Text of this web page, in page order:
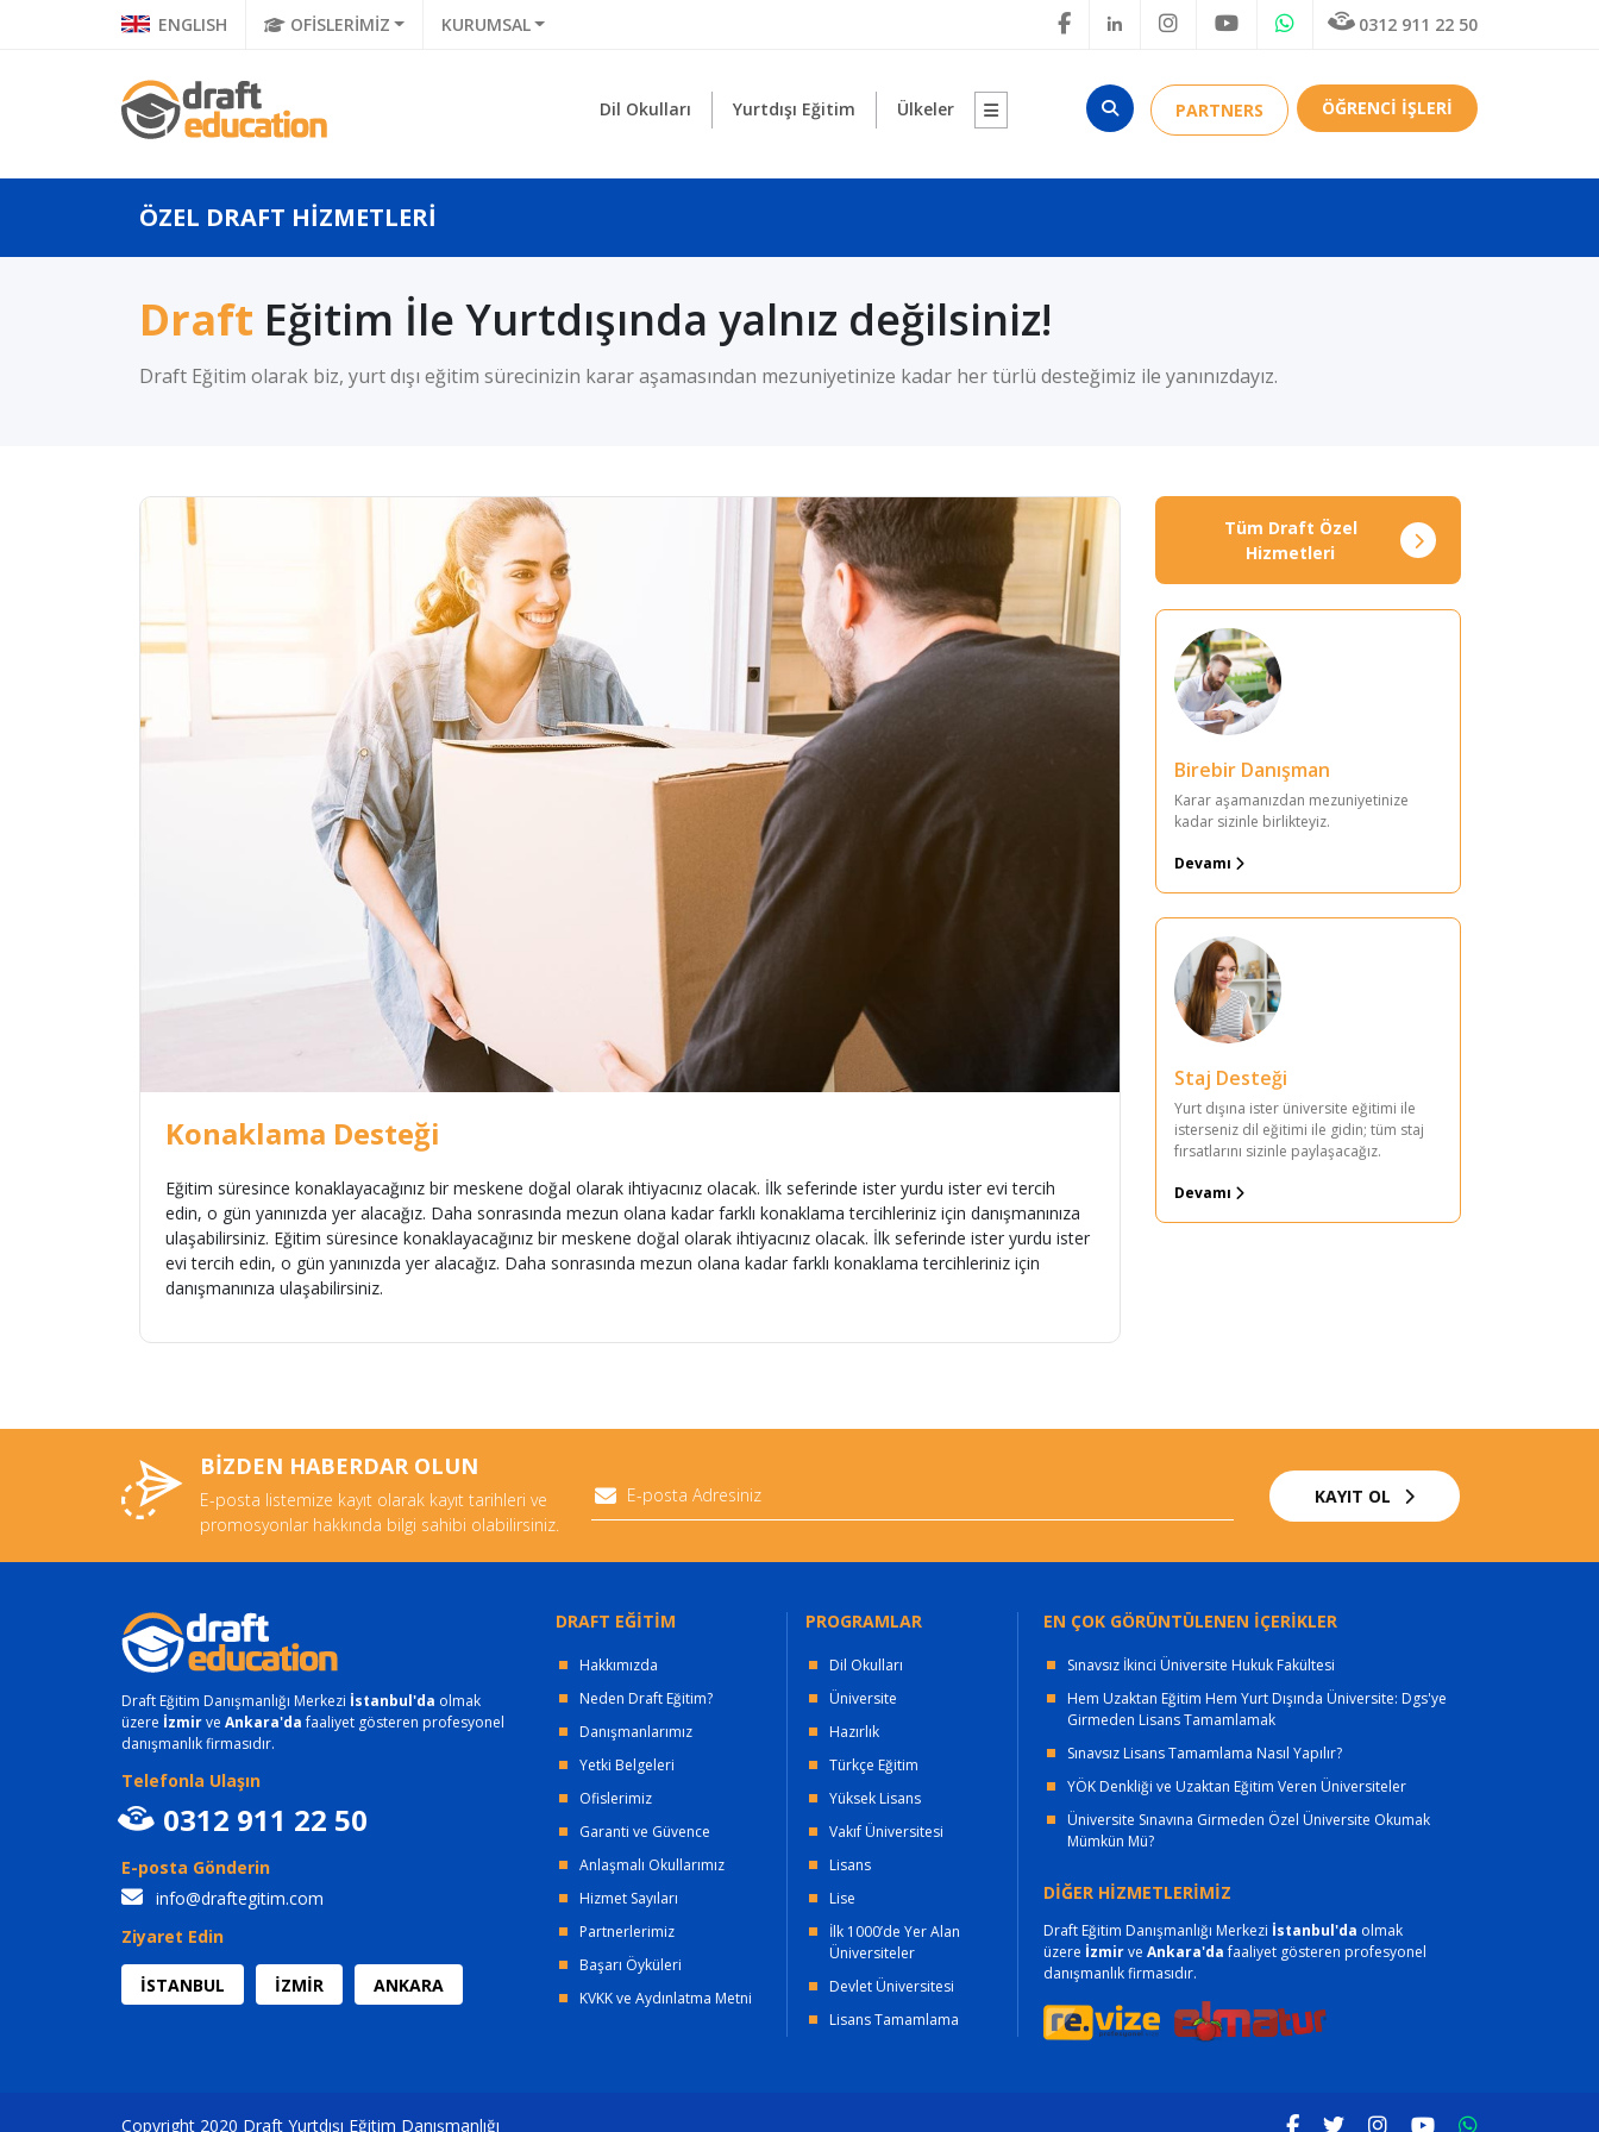
ENGLISH OFİSLERİMİZ KURUMSAL 0312 911 22 50
Dil Okulları Yurtdışı Eğitim Ülkeler PARTNERS ÖĞRENCİ İŞLERİ
ÖZEL DRAFT HİZMETLERİ
Draft Eğitim İle Yurtdışında yalnız değilsiniz!
Draft Eğitim olarak biz, yurt dışı eğitim sürecinizin karar aşamasından mezuniyetinize kadar her türlü desteğimiz ile yanınızdayız.
Tüm Draft Özel
Hizmetleri
Birebir Danışman
Karar aşamanızdan mezuniyetinize
kadar sizinle birlikteyiz.
Devamı
Staj Desteği
Yurt dışına ister üniversite eğitimi ile
isterseniz dil eğitimi ile gidin; tüm staj
fırsatlarını sizinle paylaşacağız.
Devamı
Konaklama Desteği
Eğitim süresince konaklayacağınız bir meskene doğal olarak ihtiyacınız olacak. İlk seferinde ister yurdu ister evi tercih
edin, o gün yanınızda yer alacağız. Daha sonrasında mezun olana kadar farklı konaklama tercihleriniz için danışmanınıza
ulaşabilirsiniz. Eğitim süresince konaklayacağınız bir meskene doğal olarak ihtiyacınız olacak. İlk seferinde ister yurdu ister
evi tercih edin, o gün yanınızda yer alacağız. Daha sonrasında mezun olana kadar farklı konaklama tercihleriniz için
danışmanınıza ulaşabilirsiniz.
BİZDEN HABERDAR OLUN
E-posta listemize kayıt olarak kayıt tarihleri ve
promosyonlar hakkında bilgi sahibi olabilirsiniz.
KAYIT OL
Draft Eğitim Danışmanlığı Merkezi İstanbul'da olmak
üzere İzmirve Ankara'dafaaliyet gösteren profesyonel
danışmanlık firmasıdır.
Telefonla Ulaşın
0312 911 22 50
E-posta Gönderin
info@draftegitim.com
Ziyaret Edin
İSTANBUL İZMİR ANKARA
DRAFT EĞİTİM
Hakkımızda
Neden Draft Eğitim?
Danışmanlarımız
Yetki Belgeleri
Ofislerimiz
Garanti ve Güvence
Anlaşmalı Okullarımız
Hizmet Sayıları
Partnerlerimiz
Başarı Öyküleri
KVKK ve Aydınlatma Metni
PROGRAMLAR
Dil Okulları
Üniversite
Hazırlık
Türkçe Eğitim
Yüksek Lisans
Vakıf Üniversitesi
Lisans
Lise
İlk 1000’de Yer Alan
Üniversiteler
Devlet Üniversitesi
Lisans Tamamlama
EN ÇOK GÖRÜNTÜLENEN İÇERİKLER
Sınavsız İkinci Üniversite Hukuk Fakültesi
Hem Uzaktan Eğitim Hem Yurt Dışında Üniversite: Dgs'ye
Girmeden Lisans Tamamlamak
Sınavsız Lisans Tamamlama Nasıl Yapılır?
YÖK Denkliği ve Uzaktan Eğitim Veren Üniversiteler
Üniversite Sınavına Girmeden Özel Üniversite Okumak
Mümkün Mü?
DİĞER HİZMETLERİMİZ
Draft Eğitim Danışmanlığı Merkezi İstanbul'da olmak
üzere İzmirve Ankara'dafaaliyet gösteren profesyonel
danışmanlık firmasıdır.
Copyright 2020 Draft Yurtdışı Eğitim Danışmanlığı